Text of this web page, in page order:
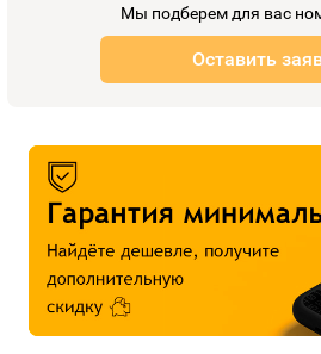
Мы подберем для вас
Оставить